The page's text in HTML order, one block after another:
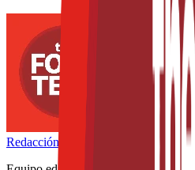
Redacción
THE FOOD TECH